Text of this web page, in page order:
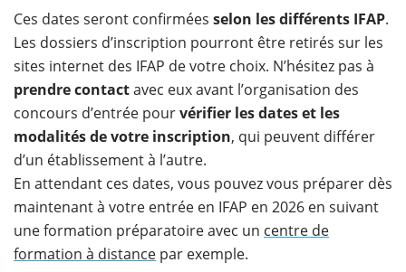
Ces dates seront confirmées selon les différents IFAP.
Les dossiers d’inscription pourront être retirés sur les
sites internet des IFAP de votre choix. N’hésitez pas à
prendre contactavec eux avant l’organisation des
concours d’entrée pourvérifier les dates et les
modalités de votre inscription, qui peuvent différer
d’un établissement à l’autre.
En attendant ces dates, vous pouvez vous préparer dès
maintenant à votre entrée en IFAP en 2026 en suivant
une formation préparatoire avec un centre de
formation à distance par exemple.